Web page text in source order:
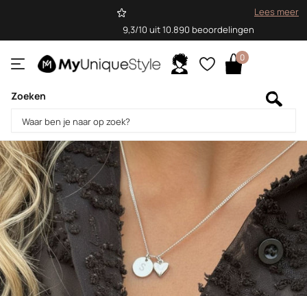
9,3/10 uit 10.890 beoordelingen
Lees meer
Zoeken
0